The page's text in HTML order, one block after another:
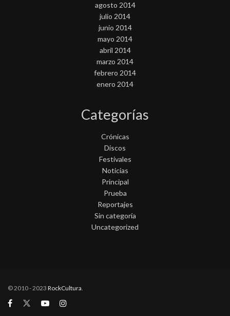
agosto 2014
julio 2014
junio 2014
mayo 2014
abril 2014
marzo 2014
febrero 2014
enero 2014
Categorías
Crónicas
Discos
Festivales
Noticias
Principal
Prueba
Reportajes
Sin categoría
Uncategorized
© 2010 - 2023 RockCultura.